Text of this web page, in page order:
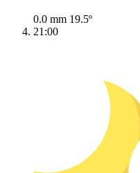
0.0 mm 19.5º
21:00